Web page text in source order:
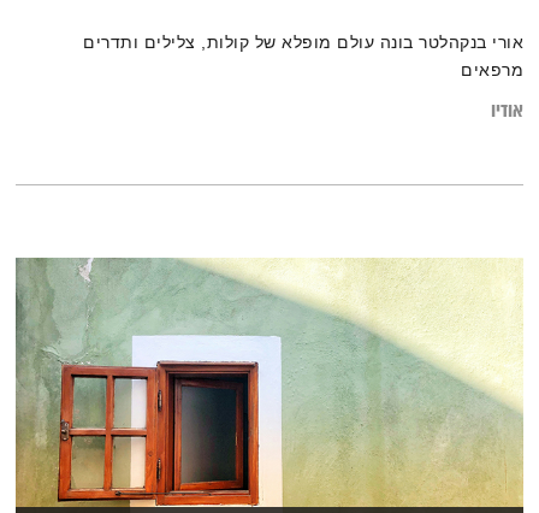
אורי בנקהלטר בונה עולם מופלא של קולות, צלילים ותדרים
מרפאים
אודיו